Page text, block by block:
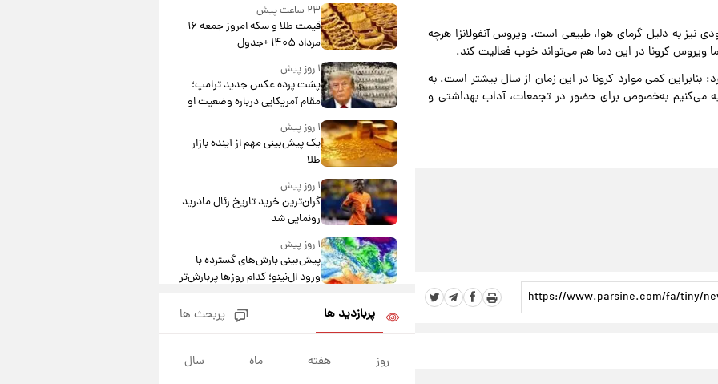
نیز به دلیل گرمای هوا، طبیعی است. ویروس آنفولانزا هرچه
ویروس کرونا در این دما هم می‌تواند خوب فعالیت کند.
کمی موارد کرونا در این زمان از سال بیشتر است. به
می‌کنیم به‌خصوص برای حضور در تجمعات، آداب بهداشتی و
۲۳ ساعت پیش
قیمت طلا و سکه امروز جمعه ۱۶
مرداد ۱۴۰۵ +جدول
۱ روز پیش
پشت پرده عکس جدید ترامپ؛
مقام آمریکایی درباره وضعیت او
چه گفت؟
۱ روز پیش
یک پیش‌بینی مهم از آینده بازار
طلا
۱ روز پیش
گران‌ترین خرید تاریخ رئال مادرید
رونمایی شد
۱ روز پیش
پیش‌بینی بارش‌های گسترده با
ورود ال‌نینو؛ کدام روزها پربارش‌تر
شماره پیراهن خریدهای جدید
پرسپولیس اعلام شد؛ تیکدری،
محبی و سرگیف با اعداد ویژه
۱ روز پیش
پربازدید ها پربحث ها
روز هفته ماه سال